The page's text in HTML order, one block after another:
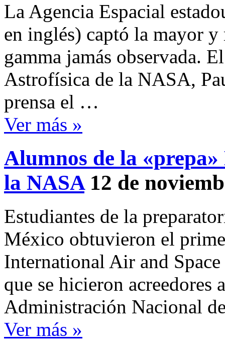
La Agencia Espacial
en inglés) captó la mayor y
gamma jamás observada.
Astrofísica de la NASA,
prensa el …
Ver más »
Alumnos de la
la NASA 12 de
Estudiantes de la
México obtuvieron el
International Air and
que se hicieron acreedores
Administración Nacional
Ver más »